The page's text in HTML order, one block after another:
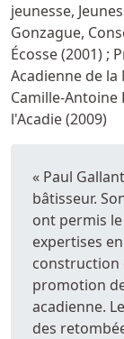
jeunesse,
Gonzague,
Écosse (2001) ;
Acadienne de la
Camille-Antoine
l'Acadie (2009)
« Paul
bâtisseur.
ont permis
expertises
construction
promotion
acadienne.
des